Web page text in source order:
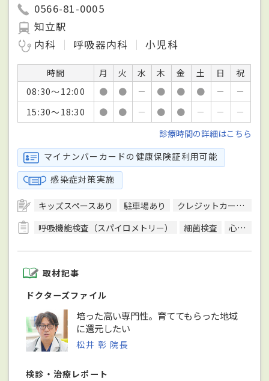
0566-81-0005
知立駅
内科
呼吸器内科 小児科
時間 月 火 水 木 金 土 日
祝
08:30～12:00
● ● － ● ● ● －
－
15:30～18:30
● ● － ● ● － －
－
診療時間の詳細はこちら
マイナンバーカードの健康保険証利用可能
感染症対策実施
キッズスペースあり 駐車場あり
クレジットカード対応
呼吸機能検査（スパイロメトリー）
細菌検査 心電図検査
取材記事
ドクターズファイル
培った高い専門性。育ててもらった地域
に還元したい
松井 彰 院長
検診・治療レポート